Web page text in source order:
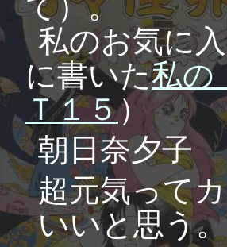
て）。
私のお気に
に書いた私の
Ｔ１５）
朝日奈夕子
超元気って
いいと思う。